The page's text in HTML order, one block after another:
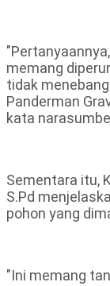
memang
tidak
Panderman
kata
Sementara itu,
S.Pd
pohon yang
"Ini memang